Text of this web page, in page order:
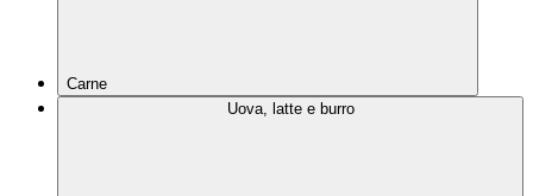
Carne
Uova, latte e burro